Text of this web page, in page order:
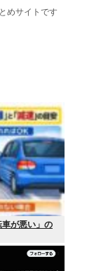
めサイトです
が悪い」の